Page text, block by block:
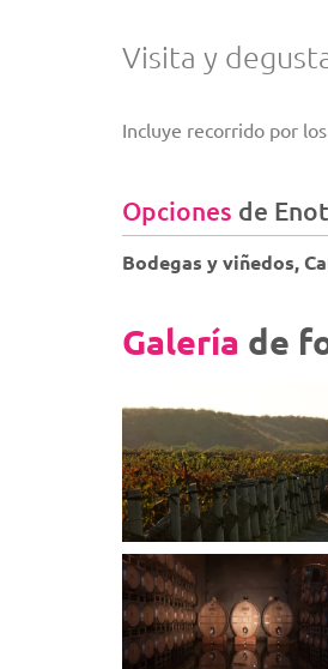
Visita y
Incluye recorrido por
Opciones de
Bodegas y viñedos,
Galería de